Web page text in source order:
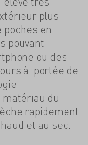
plus
poches en
pouvant
ou des
à portée de
matériau du
rapidement
et au sec.